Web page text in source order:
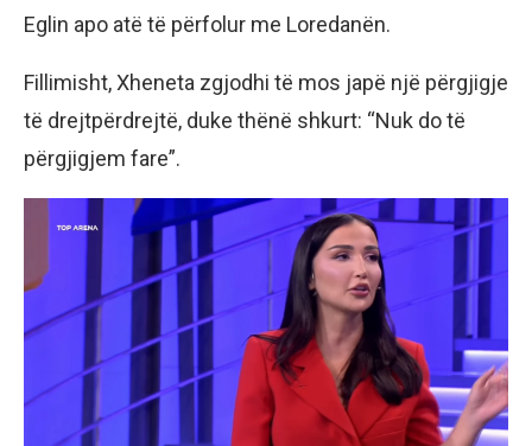
Eglin apo atë të përfolur me Loredanën.
Fillimisht, Xheneta zgjodhi të mos japë një përgjigje
të drejtpërdrejtë, duke thënë shkurt: “Nuk do të
përgjigjem fare”.